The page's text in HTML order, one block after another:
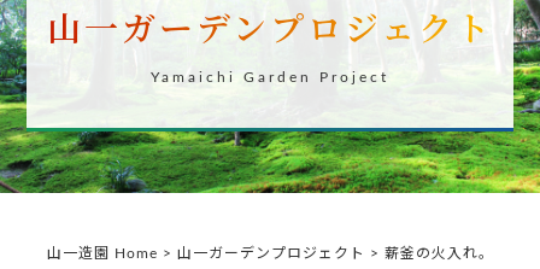
山一ガーデンプロジェクト
Yamaichi Garden Project
山一造園 Home > 山一ガーデンプロジェクト > 薪釜の火入れ。